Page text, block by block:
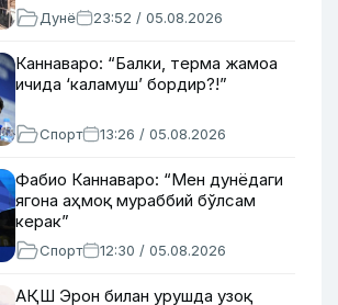
Дунё 23:52 / 05.08.2026
Каннаваро: “Балки, терма жамоа
ичида ‘каламуш’ бордир?!”
Спорт 13:26 / 05.08.2026
Фабио Каннаваро: “Мен дунёдаги
ягона аҳмоқ мураббий бўлсам
керак”
Спорт 12:30 / 05.08.2026
АҚШ Эрон билан урушда узоқ